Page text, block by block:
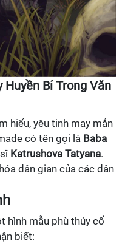
Huyền Bí Trong Văn
hiểu, yêu tinh may mắn
có tên gọi là Baba
Katrushova Tatyana.
dân gian của các dân
hình mẫu phù thủy cổ
biết: